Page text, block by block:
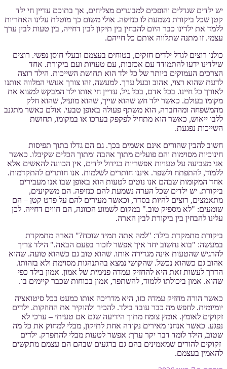
יש ילדים שגדלים והופכים למבוגרים מצליחים, אך בתוכם עדיין חי ילד
קטן שכל ביקורת נשמעת לו כנזיפה. אולי משום כך מוטלת עלינו האחריות
ללמד את ילדינו כבר היום להבחין בין תיקון לבין דחייה, בין טעות לבין ערך
עצמי. זו מתנה שתלווה אותם כל חייהם.
כולנו רוצים לגדל ילדים חזקים, בטוחים בעצמם ובעלי חוסן נפשי. רוצים
שילדינו ידעו להתמודד עם אכזבות, עם טעויות ועם ביקורת. אחד
הצרכים העמוקים ביותר של כל ילד הוא תחושת השייכות. הילד רוצה
לדעת שהוא רצוי, אהוב ובעל ערך. למעשה, זהו צורך אנושי המלווה אותנו
לאורך כל חיינו. בכל אדם, בכל גיל, עדיין חי אותו ילד המבקש למצוא את
מקומו בעולם. כאשר ילד חש שהוא שייך, שהוא מועיל, שהוא חלק
מהמשפחה ומהחברה, הוא משתף פעולה באופן טבעי. אולם כאשר מתגנב
ללבו ייאוש, כאשר הוא מתחיל לפקפק בערכו או במקומו, תחושת
השייכות נפגעת.
חשוב להבין שהורים אינם אשמים בכך. גם הם גדלו בתוך תפיסות
חינוכיות מסוימות והם פועלים מתוך אהבה ומתוך הכלים שקיבלו. כאשר
אני מצביעה על טעויות אפשריות בגידול ילדים, אין הכוונה להאשים אלא
ללמוד, להתפתח ולשפר. איננו חותרים לשלמות. אנו חותרים להתקדמות.
אחד המקומות שבהם אנו נוטים לטעות הוא באופן שבו אנו מעבירים
ביקורת. יש ילדים שכל הערה נשמעת להם כנזיפה. הם משקיעים,
מתאמצים, רוצים להיות בסדר, וכאשר מעירים להם על פרט קטן – הם
שומעים: "לא מספיק טוב." במקום לשמוע הכוונה, הם חווים דחייה. לכן
עלינו להבחין בין ביקורת לבין הארה.
ביקורת מתמקדת בילד: "למה אתה תמיד שוכח?" הארה מתמקדת
במעשה: "בוא נחשוב יחד איך אפשר לזכור בפעם הבאה." הילד צריך
להרגיש שהטעות אינה מגדירה אותו. שהוא טוב גם כשהוא טועה. שהוא
אהוב גם כשהוא נכשל. שהקושי נמצא בהתנהגות מסוימת ולא בזהותו.
הדרך לעשות זאת היא להחזיק עמדה פנימית של אמון. אמון בילד כפי
שהוא. אמון ביכולתו ללמוד, להשתפר, אמון בכוחות שכבר קיימים בו.
כאשר הורה מחזיק עמדה כזו, היא מדריכה אותו כמעט בכל סיטואציה
יומיומית. לחפש מה כבר עובד בילד. להכיר ולהוקיר את החוזקות. ילדים
זקוקים לאומץ. אומץ צומח מתוך הידיעה שגם אם טעיתי – ערכי לא
נפגע. כאשר אנחנו מאירים נקודה אחת לתיקון, מבלי למחוק את כל מה
שטוב, הילד לומד דבר יקר ערך: אפשר לטעות מבלי להתפרק. ילדים
זקוקים להורים שמאמינים בהם גם ברגעים שבהם הם עצמם מתקשים
להאמין בעצמם.